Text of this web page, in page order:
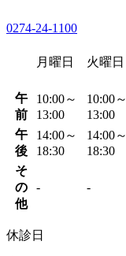
0274-24-1100
月曜日 火曜日
午
前
10:00～
13:00
10:00～
13:00
午
後
14:00～
18:30
14:00～
18:30
そ
の
他
- -
休診日